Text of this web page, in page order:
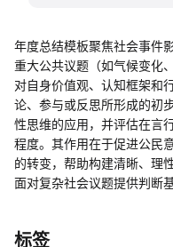
年度总结模板聚焦社会事件
重大公共议题（如气候变化
对自身价值观、认知框架和
论、参与或反思所形成的初
性思维的应用，并评估在言
程度。其作用在于促进公民
的转变，帮助构建清晰、理
面对复杂社会议题提供判断
标签